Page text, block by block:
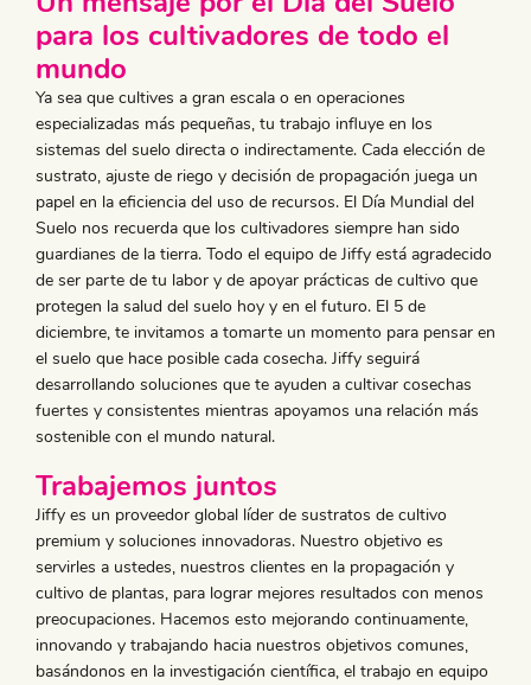
para los cultivadores de todo el
mundo
Ya sea que cultives a gran escala o en operaciones
especializadas más pequeñas, tu trabajo influye en los
sistemas del suelo directa o indirectamente. Cada elección de
sustrato, ajuste de riego y decisión de propagación juega un
papel en la eficiencia del uso de recursos. El Día Mundial del
Suelo nos recuerda que los cultivadores siempre han sido
guardianes de la tierra. Todo el equipo de Jiffy está agradecido
de ser parte de tu labor y de apoyar prácticas de cultivo que
protegen la salud del suelo hoy y en el futuro. El 5 de
diciembre, te invitamos a tomarte un momento para pensar en
el suelo que hace posible cada cosecha. Jiffy seguirá
desarrollando soluciones que te ayuden a cultivar cosechas
fuertes y consistentes mientras apoyamos una relación más
sostenible con el mundo natural.
​Trabajemos juntos
Jiffy es un proveedor global líder de sustratos de cultivo
premium y soluciones innovadoras. Nuestro objetivo es
servirles a ustedes, nuestros clientes en la propagación y
cultivo de plantas, para lograr mejores resultados con menos
preocupaciones. Hacemos esto mejorando continuamente,
innovando y trabajando hacia nuestros objetivos comunes,
basándonos en la investigación científica, el trabajo en equipo